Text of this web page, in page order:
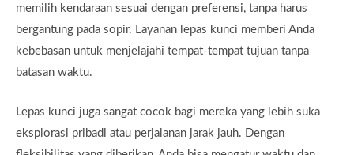
memilih kendaraan sesuai dengan preferensi, tanpa harus
bergantung pada sopir. Layanan lepas kunci memberi Anda
kebebasan untuk menjelajahi tempat-tempat tujuan tanpa
batasan waktu.
Lepas kunci juga sangat cocok bagi mereka yang lebih suka
eksplorasi pribadi atau perjalanan jarak jauh. Dengan